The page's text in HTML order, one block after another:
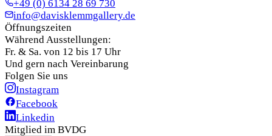
+49 (0) 6134 28 69 730
info@davisklemmgallery.de
Öffnungszeiten
Während Ausstellungen:
Fr. & Sa. von 12 bis 17 Uhr
Und gern nach Vereinbarung
Folgen Sie uns
Instagram
Facebook
Linkedin
Mitglied im BVDG